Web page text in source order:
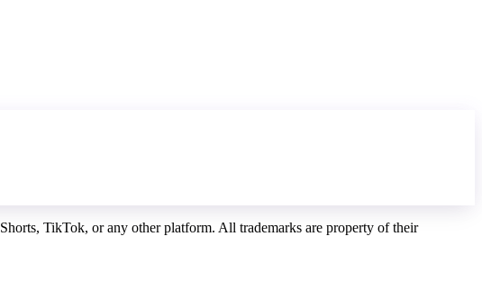
TikTok, or any other platform. All trademarks are property of their